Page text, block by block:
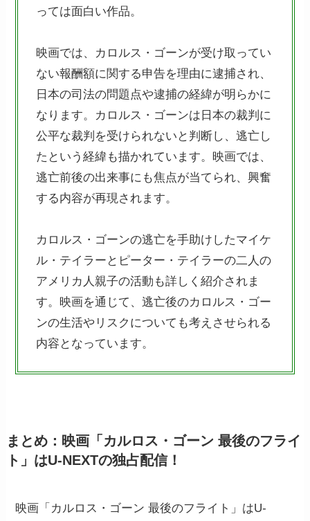
っては面白い作品。
映画では、カロルス・ゴーンが受け取ってい
ない報酬額に関する申告を理由に逮捕され、
日本の司法の問題点や逮捕の経緯が明らかに
なります。カロルス・ゴーンは日本の裁判に
公平な裁判を受けられないと判断し、逃亡し
たという経緯も描かれています。映画では、
逃亡前後の出来事にも焦点が当てられ、興奮
する内容が再現されます。
カロルス・ゴーンの逃亡を手助けしたマイケ
ル・テイラーとピーター・テイラーの二人の
アメリカ人親子の活動も詳しく紹介されま
す。映画を通じて、逃亡後のカロルス・ゴー
ンの生活やリスクについても考えさせられる
内容となっています。
まとめ：映画「カルロス・ゴーン 最後のフライ
ト」はU-NEXTの独占配信！
映画「カルロス・ゴーン 最後のフライト」はU-